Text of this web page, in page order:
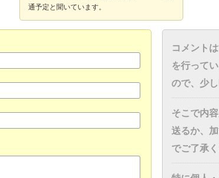
通予定と聞いています。
コメント
を行って
ので、少
そこで内
送るか、
でご了承く